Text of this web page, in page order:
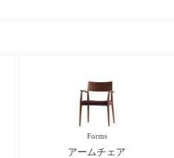
Forms
アームチェア